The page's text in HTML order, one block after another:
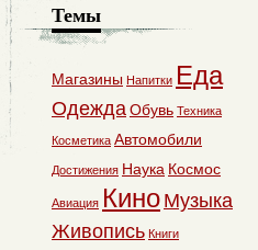
Темы
Магазины Напитки Еда
ОдеждаОбувь Техника
Косметика Автомобили
Достижения Наука Космос
Авиация Кино Музыка
Живопись Книги